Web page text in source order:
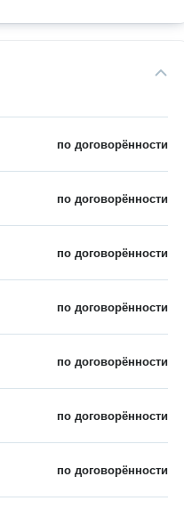
по договорённости
по договорённости
по договорённости
по договорённости
по договорённости
по договорённости
по договорённости